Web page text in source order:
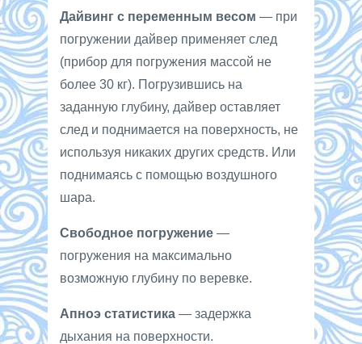
Дайвинг с переменным весом — при
погружении дайвер применяет след
(прибор для погружения массой не
более 30 кг). Погрузившись на
заданную глубину, дайвер оставляет
след и поднимается на поверхность, не
используя никаких других средств. Или
поднимаясь с помощью воздушного
шара.
Свободное погружение —
погружения на максимально
возможную глубину по веревке.
Апноэ статистика — задержка
дыхания на поверхности.